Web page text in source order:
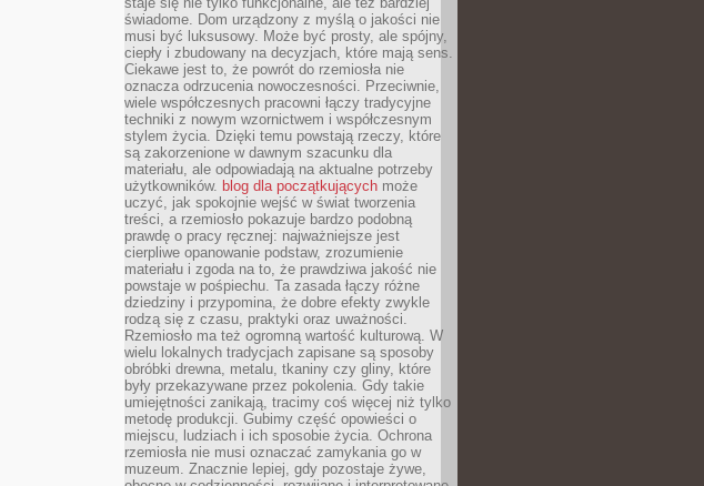
świadome. Dom urządzony z myślą o jakości nie
musi być luksusowy. Może być prosty, ale spójny,
ciepły i zbudowany na decyzjach, które mają sens.
Ciekawe jest to, że powrót do rzemiosła nie
oznacza odrzucenia nowoczesności. Przeciwnie,
wiele współczesnych pracowni łączy tradycyjne
techniki z nowym wzornictwem i współczesnym
stylem życia. Dzięki temu powstają rzeczy, które
są zakorzenione w dawnym szacunku dla
materiału, ale odpowiadają na aktualne potrzeby
użytkowników. blog dla początkujących może
uczyć, jak spokojnie wejść w świat tworzenia
treści, a rzemiosło pokazuje bardzo podobną
prawdę o pracy ręcznej: najważniejsze jest
cierpliwe opanowanie podstaw, zrozumienie
materiału i zgoda na to, że prawdziwa jakość nie
powstaje w pośpiechu. Ta zasada łączy różne
dziedziny i przypomina, że dobre efekty zwykle
rodzą się z czasu, praktyki oraz uważności.
Rzemiosło ma też ogromną wartość kulturową. W
wielu lokalnych tradycjach zapisane są sposoby
obróbki drewna, metalu, tkaniny czy gliny, które
były przekazywane przez pokolenia. Gdy takie
umiejętności zanikają, tracimy coś więcej niż tylko
metodę produkcji. Gubimy część opowieści o
miejscu, ludziach i ich sposobie życia. Ochrona
rzemiosła nie musi oznaczać zamykania go w
muzeum. Znacznie lepiej, gdy pozostaje żywe,